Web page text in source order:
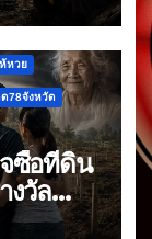
หวย
ด78จังหวัด
ซื้อที่ดิน
งวัล